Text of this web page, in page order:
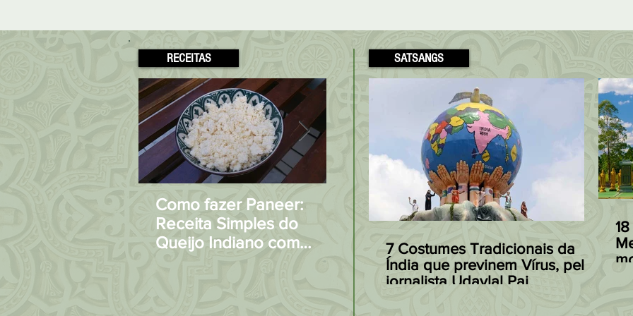
RECEITAS
Como fazer Paneer:
Receita Simples do
Queijo Indiano com
Modakas: o Doce
preferido de Ganesha à
base de Arroz, Coco e
Açúcar Mascavo
Receita
Patta Gobi,
Arroz com
à Indiana
SATSANGS
7 Costumes Tradicionais da
Índia que previnem Vírus, pelo
jornalista Udaylal Pai